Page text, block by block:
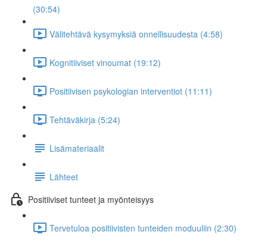
(30:54)
Välitehtävä kysymyksiä onnellisuudesta (4:58)
Kognitiiviset vinoumat (19:12)
Positiivisen psykologian interventiot (11:11)
Tehtäväkirja (5:24)
Lisämateriaalit
Lähteet
Positiiviset tunteet ja myönteisyys
Tervetuloa positiivisten tunteiden moduuliin (2:30)